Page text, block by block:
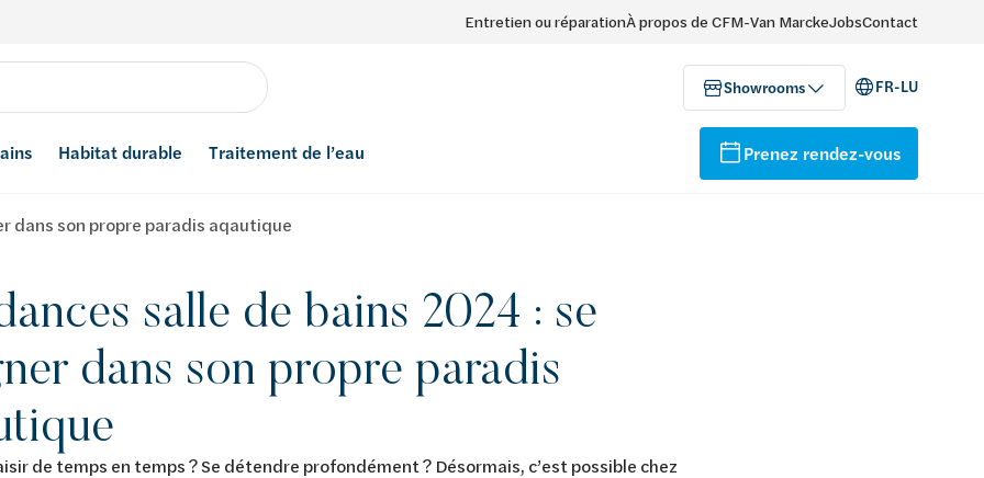
Entretien ou réparationÀ propos de CFM-Van MarckeJobsContact
Showrooms FR-LU
Habitat durable Traitement de l’eau Prenez rendez-vous
dans son propre paradis aqautique
salle de bains 2024 : se
dans son propre paradis
de temps en temps ? Se détendre profondément ? Désormais, c’est possible chez